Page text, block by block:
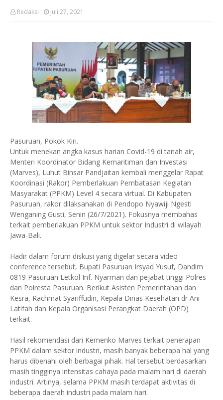
Redaksi Juli 27, 2021
Pasuruan, Pokok Kiri.
Untuk menekan angka kasus harian Covid-19 di tanah air,
Menteri Koordinator Bidang Kemaritiman dan Investasi
(Marves), Luhut Binsar Pandjaitan kembali menggelar Rapat
Koordinasi (Rakor) Pemberlakuan Pembatasan Kegiatan
Masyarakat (PPKM) Level 4 secara virtual. Di Kabupaten
Pasuruan, rakor dilaksanakan di Pendopo Nyawiji Ngesti
Wenganing Gusti, Senin (26/7/2021). Fokusnya membahas
terkait pemberlakuan PPKM untuk sektor Industri di wilayah
Jawa-Bali.
Hadir dalam forum diskusi yang digelar secara video
conference tersebut, Bupati Pasuruan Irsyad Yusuf, Dandim
0819 Pasuruan Letkol Inf. Nyarman dan pejabat tinggi Polres
dan Polresta Pasuruan. Berikut Asisten Pemerintahan dan
Kesra, Rachmat Syariffudin, Kepala Dinas Kesehatan dr Ani
Latifah dan Kepala Organisasi Perangkat Daerah (OPD)
terkait.
Hasil rekomendasi dari Kemenko Marves terkait penerapan
PPKM dalam sektor industri, masih banyak beberapa hal yang
harus dibenahi oleh berbagai pihak. Hal tersebut berdasarkan
masih tingginya intensitas cahaya pada malam hari di daerah
industri. Artinya, selama PPKM masih terdapat aktivitas di
beberapa daerah industri pada malam hari.